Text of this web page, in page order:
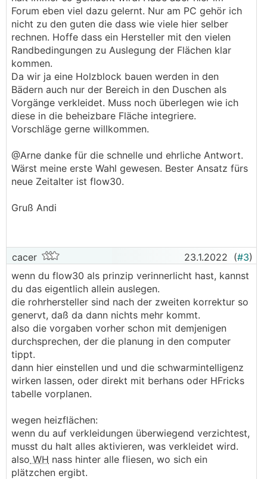
Forum eben viel dazu gelernt. Nur am PC gehör ich
nicht zu den guten die dass wie viele hier selber
rechnen. Hoffe dass ein Hersteller mit den vielen
Randbedingungen zu Auslegung der Flächen klar
kommen.
Da wir ja eine Holzblock bauen werden in den
Bädern auch nur der Bereich in den Duschen als
Vorgänge verkleidet. Muss noch überlegen wie ich
diese in die beheizbare Fläche integriere.
Vorschläge gerne willkommen.
@Arne danke für die schnelle und ehrliche Antwort.
Wärst meine erste Wahl gewesen. Bester Ansatz fürs
neue Zeitalter ist flow30.
Gruß Andi
cacer 23.1.2022 (#3)
wenn du flow30 als prinzip verinnerlicht hast, kannst
du das eigentlich allein auslegen.
die rohrhersteller sind nach der zweiten korrektur so
genervt, daß da dann nichts mehr kommt.
also die vorgaben vorher schon mit demjenigen
durchsprechen, der die planung in den computer
tippt.
dann hier einstellen und und die schwarmintelligenz
wirken lassen, oder direkt mit berhans oder HFricks
tabelle vorplanen.
wegen heizflächen:
wenn du auf verkleidungen überwiegend verzichtest,
musst du halt alles aktivieren, was verkleidet wird.
also WH nass hinter alle fliesen, wo sich ein
plätzchen ergibt.